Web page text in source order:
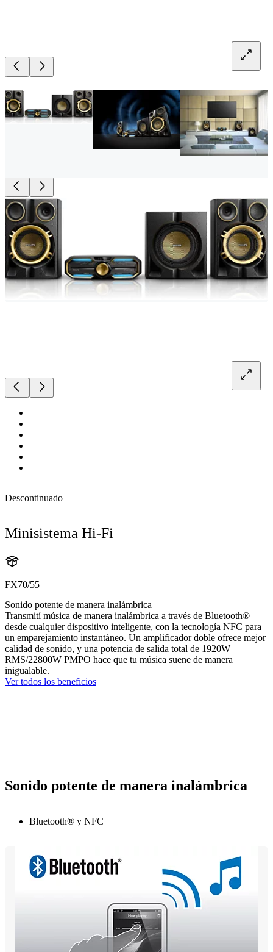
Descontinuado
Minisistema Hi-Fi
FX70/55
Sonido potente de manera inalámbrica
Transmití música de manera inalámbrica a través de Bluetooth®
desde cualquier dispositivo inteligente, con la tecnología NFC para
un emparejamiento instantáneo. Un amplificador doble ofrece mejor
calidad de sonido, y una potencia de salida total de 1920W
RMS/22800W PMPO hace que tu música suene de manera
inigualable.
Ver todos los beneficios
Sonido potente de manera inalámbrica
Bluetooth® y NFC